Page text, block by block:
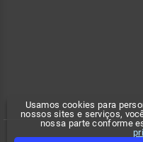
Usamos cookies para
nossos sites e serviços,
nossa parte conforme